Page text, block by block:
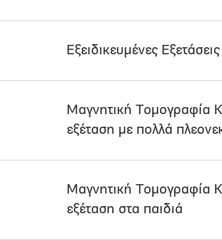
Εξειδικευμένες
Μαγνητική Τομογραφία
εξέταση με πολλά
Μαγνητική Τομογραφία
εξέταση στα παιδιά